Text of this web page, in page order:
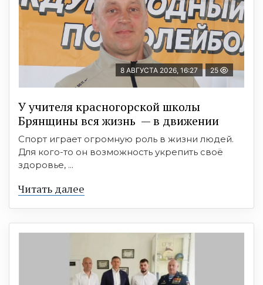
8 АВГУСТА 2026, 16:27 25
У учителя красногорской школы
Брянщины вся жизнь — в движении
Спорт играет огромную роль в жизни людей.
Для кого-то он возможность укрепить своё
здоровье, ...
Читать далее